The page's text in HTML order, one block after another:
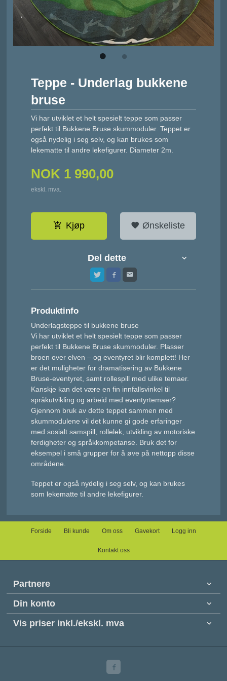
Teppe - Underlag bukkene
bruse
Vi har utviklet et helt spesielt teppe som passer
perfekt til Bukkene Bruse skummoduler. Teppet er
også nydelig i seg selv, og kan brukes som
lekematte til andre lekefigurer. Diameter 2m.
NOK 1 990,00
ekskl. mva.
Kjøp Ønskeliste
Del dette
Produktinfo
Underlagsteppe til bukkene bruse
Vi har utviklet et helt spesielt teppe som passer
perfekt til Bukkene Bruse skummoduler. Plasser
broen over elven – og eventyret blir komplett! Her
er det muligheter for dramatisering av Bukkene
Bruse-eventyret, samt rollespill med ulike temaer.
Kanskje kan det være en fin innfallsvinkel til
språkutvikling og arbeid med eventyrtemaer?
Gjennom bruk av dette teppet sammen med
skummodulene vil det kunne gi gode erfaringer
med sosialt samspill, rollelek, utvikling av motoriske
ferdigheter og språkkompetanse. Bruk det for
eksempel i små grupper for å øve på nettopp disse
områdene.
Teppet er også nydelig i seg selv, og kan brukes
som lekematte til andre lekefigurer.
Forside Bli kunde Om oss Gavekort Logg inn
Kontakt oss
Partnere
Din konto
Vis priser inkl./ekskl. mva